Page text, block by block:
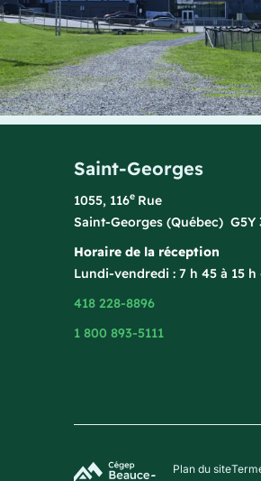
Saint-Georges
1055, 116e Rue
Saint-Georges (Québec) G5Y
Horaire de la réception
Lundi-vendredi : 7 h 45 à 15 h
418 228-8896
1 800 893-5111
Plan du site